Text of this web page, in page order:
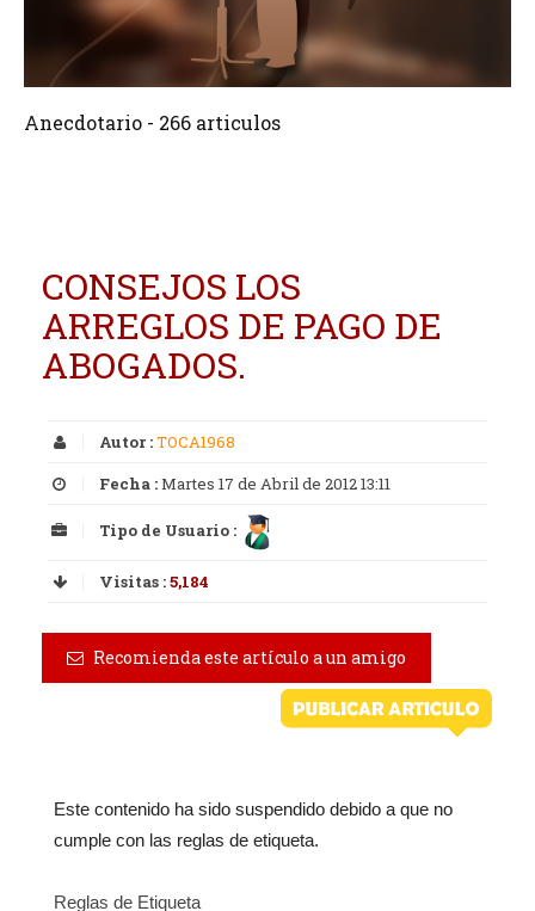
Crear 266 Articulos
Anecdotario - 266 articulos
CONSEJOS LOS
ARREGLOS DE PAGO DE
ABOGADOS.
Autor :TOCA1968
Fecha :Martes 17 de Abril de 2012 13:11
Tipo de Usuario :
Visitas :5,184
Recomienda este artículo a un amigo
Este contenido ha sido suspendido debido a que no
cumple con las reglas de etiqueta.
Reglas de Etiqueta